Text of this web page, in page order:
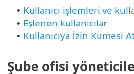
• Kullanıcı işlemleri ve
• Eşlenen kullanıcılar
• Kullanıcıya İzin Kümesi
Şube ofisi